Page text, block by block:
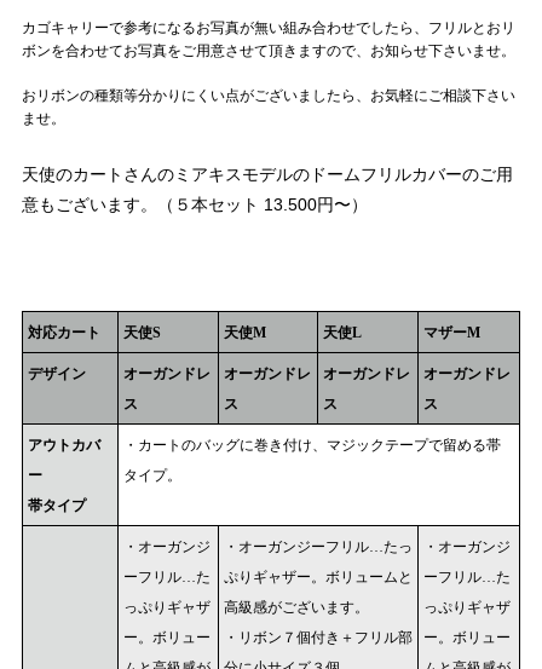
カゴキャリーで参考になるお写真が無い組み合わせでしたら、フリルとおリ
ボンを合わせてお写真をご用意させて頂きますので、お知らせ下さいませ。
おリボンの種類等分かりにくい点がございましたら、お気軽にご相談下さい
ませ。
天使のカートさんのミアキスモデルのドームフリルカバーのご用
意もございます。（５本セット 13.500円〜）
対応カート 天使S 天使M 天使L マザーM
デザイン
オーガンドレ
ス
オーガンドレ
ス
オーガンドレ
ス
オーガンドレ
ス
アウトカバ
ー
帯タイプ
・カートのバッグに巻き付け、マジックテープで留める帯
タイプ。
・オーガンジ
ーフリル…た
っぷりギャザ
ー。ボリュー
・オーガンジーフリル…たっ
ぷりギャザー。ボリュームと
高級感がございます。
・リボン７個付き＋フリル部
・オーガンジ
ーフリル…た
っぷりギャザ
ー。ボリュー